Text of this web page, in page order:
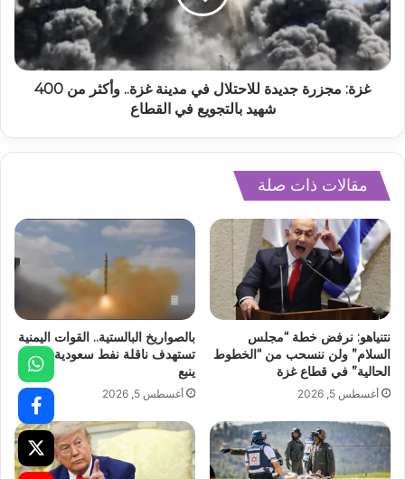
غزة: مجزرة جديدة للاحتلال في مدينة غزة.. وأكثر من 400
شهيد بالتجويع في القطاع
مقالات ذات صلة
نتنياهو: نرفض خطة “مجلس
السلام” ولن ننسحب من “الخطوط
الحالية” في قطاع غزة
أغسطس 5, 2026
بالصواريخ البالستية.. القوات اليمنية
تستهدف ناقلة نفط سعودية قبالة
ينبع
أغسطس 5, 2026